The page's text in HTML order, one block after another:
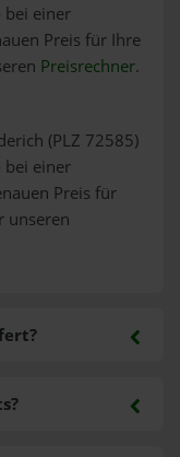
bei einer
Preis für Ihre
Preisrechner.
(PLZ 72585)
bei einer
Preis für
unseren